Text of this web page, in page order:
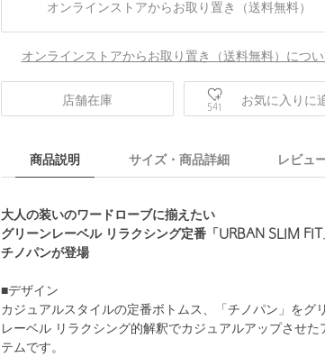
オンラインストアからお取り置き（送料無料）
オンラインストアからお取り置き（送料無料）につい
店舗在庫
541 お気に入りに
商品説明 サイズ・商品詳細 レビュ
大人の装いのワードローブに揃えたい
グリーンレーベル リラクシング定番「URBAN SLIM FIT
チノパンが登場
■デザイン
カジュアルスタイルの定番ボトムス、「チノパン」をグ
レーベル リラクシング的解釈でカジュアルアップさせた
テムです。